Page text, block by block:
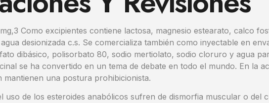
Como excipientes contiene lactosa, magnesio estearato, calco
desionizada c.s. Se comercializa también como inyectable en
dibásico, polisorbato 80, sodio mertiolato, sodio cloruro y agua
se ha convertido en un tema de debate en todo el mundo. En la
una postura prohibicionista.
uso de los esteroides anabólicos sufren de dismorfia muscular o del